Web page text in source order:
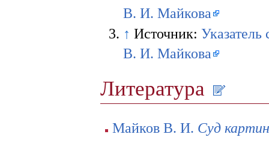
В. И. Майкова
↑ Источник:
В. И. Майкова
Литература
Майков В. И. Суд